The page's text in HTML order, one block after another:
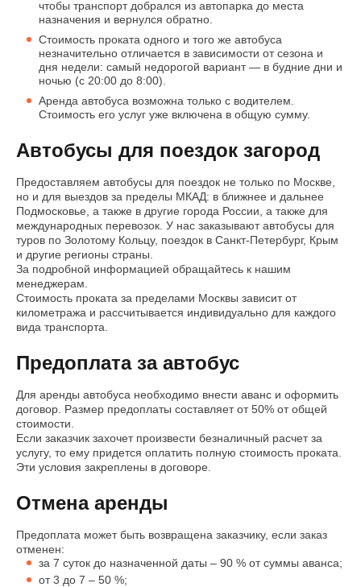
чтобы транспорт добрался из автопарка до места
назначения и вернулся обратно.
Стоимость проката одного и того же автобуса
незначительно отличается в зависимости от сезона и
дня недели: самый недорогой вариант — в будние дни и
ночью (с 20:00 до 8:00).
Аренда автобуса возможна только с водителем.
Стоимость его услуг уже включена в общую сумму.
Автобусы для поездок загород
Предоставляем автобусы для поездок не только по Москве,
но и для выездов за пределы МКАД: в ближнее и дальнее
Подмосковье, а также в другие города России, а также для
международных перевозок. У нас заказывают автобусы для
туров по Золотому Кольцу, поездок в Санкт-Петербург, Крым
и другие регионы страны.
За подробной информацией обращайтесь к нашим
менеджерам.
Стоимость проката за пределами Москвы зависит от
километража и рассчитывается индивидуально для каждого
вида транспорта.
Предоплата за автобус
Для аренды автобуса необходимо внести аванс и оформить
договор. Размер предоплаты составляет от 50% от общей
стоимости.
Если заказчик захочет произвести безналичный расчет за
услугу, то ему придется оплатить полную стоимость проката.
Эти условия закреплены в договоре.
Отмена аренды
Предоплата может быть возвращена заказчику, если заказ
отменен:
за 7 суток до назначенной даты – 90 % от суммы аванса;
от 3 до 7 – 50 %;